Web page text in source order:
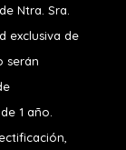
Ntra. Sra.
exclusiva de
serán
1 año.